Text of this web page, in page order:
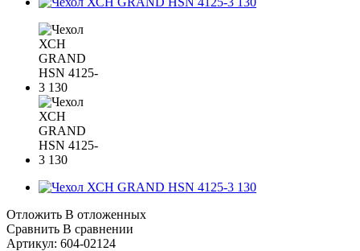
Отложить В отложенных
Сравнить В сравнении
Артикул: 604-02124